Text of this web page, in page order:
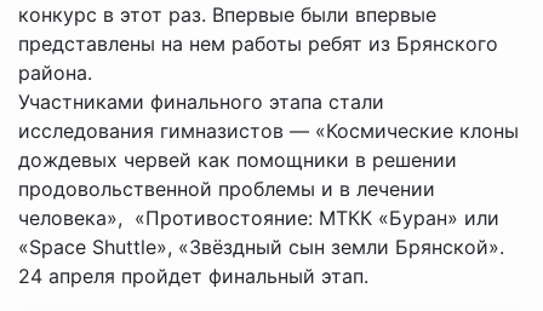
конкурс в этот раз. Впервые были впервые
представлены на нем работы ребят из Брянского
района.
Участниками финального этапа стали
исследования гимназистов — «Космические клоны
дождевых червей как помощники в решении
продовольственной проблемы и в лечении
человека», «Противостояние: МТКК «Буран» или
«Space Shuttle», «Звёздный сын земли Брянской».
24 апреля пройдет финальный этап.